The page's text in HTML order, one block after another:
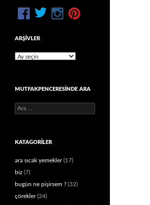
ARŞIVLER
Arşivler
MUTFAKPENCERESINDE ARA
Arama:
KATAGORILER
ara sıcak yemekler(17)
biz (7)
bugün ne pişirsem ? (32)
çörekler(24)